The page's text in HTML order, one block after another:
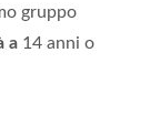
gruppo
a 14 anni o